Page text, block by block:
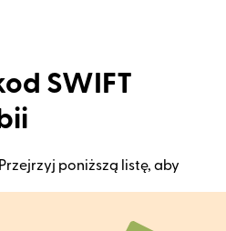
SWIFT
poniższą listę, aby